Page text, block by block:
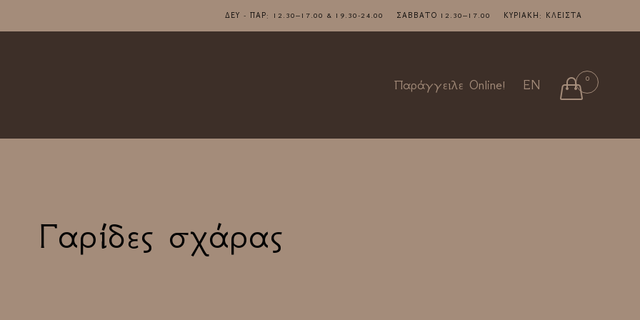
ΔΕΥ - ΠΑΡ: 12.30–17.00 & 19.30-24.00 ΣΑΒΒΑΤΟ 12.30–17.00 ΚΥΡΙΑΚΗ: ΚΛΕΙΣΤΑ
Skip
to
Παράγγειλε Online! EN  0
Γαρίδες σχάρας